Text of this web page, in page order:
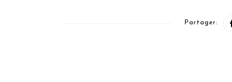
Partager: